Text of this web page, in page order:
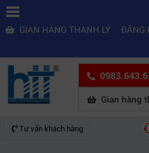
GIAN HÀNG THANH LÝ ĐĂNG
Gian hàng
Tư vấn khách hàng